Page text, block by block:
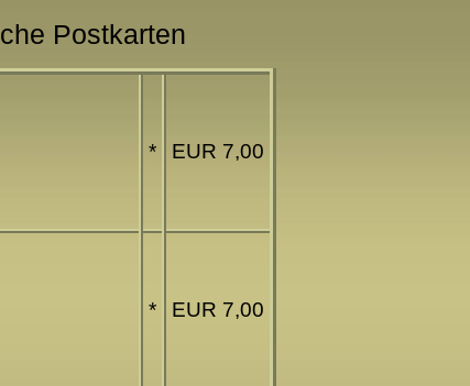
Postkarten
* EUR 7,00
* EUR 7,00